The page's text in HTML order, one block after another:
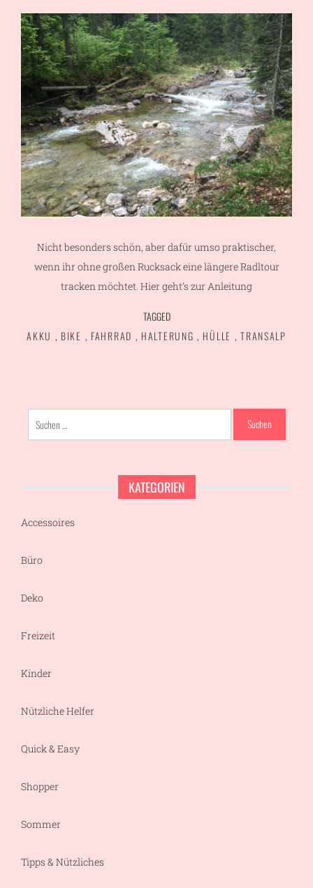
Nicht besonders schön, aber dafür umso praktischer,
wenn ihr ohne großen Rucksack eine längere Radltour
tracken möchtet. Hier geht’s zur Anleitung
TAGGED
AKKU , BIKE , FAHRRAD , HALTERUNG , HÜLLE , TRANSALP
nach:
KATEGORIEN
Accessoires
Büro
Deko
Freizeit
Kinder
Nützliche Helfer
Quick & Easy
Shopper
Sommer
Tipps & Nützliches